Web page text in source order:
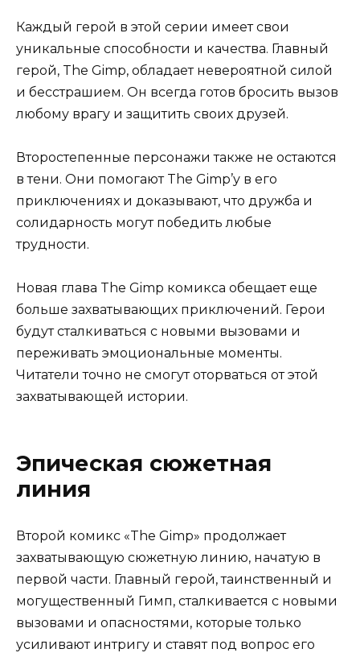
Каждый герой в этой серии имеет свои
уникальные способности и качества. Главный
герой, The Gimp, обладает невероятной силой
и бесстрашием. Он всегда готов бросить вызов
любому врагу и защитить своих друзей.
Второстепенные персонажи также не остаются
в тени. Они помогают The Gimp’у в его
приключениях и доказывают, что дружба и
солидарность могут победить любые
трудности.
Новая глава The Gimp комикса обещает еще
больше захватывающих приключений. Герои
будут сталкиваться с новыми вызовами и
переживать эмоциональные моменты.
Читатели точно не смогут оторваться от этой
захватывающей истории.
Эпическая сюжетная
линия
Второй комикс «The Gimp» продолжает
захватывающую сюжетную линию, начатую в
первой части. Главный герой, таинственный и
могущественный Гимп, сталкивается с новыми
вызовами и опасностями, которые только
усиливают интригу и ставят под вопрос его